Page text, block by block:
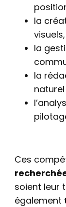
la
la
la
naturel
Ces
soient leur
également